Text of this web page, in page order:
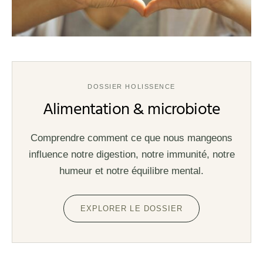
DOSSIER HOLISSENCE
Alimentation & microbiote
Comprendre comment ce que nous mangeons
influence notre digestion, notre immunité, notre
humeur et notre équilibre mental.
EXPLORER LE DOSSIER